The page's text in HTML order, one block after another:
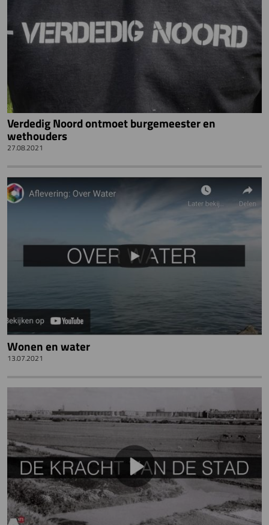
Verdedig Noord ontmoet burgemeester en
wethouders
27.08.2021
Wonen en water
13.07.2021